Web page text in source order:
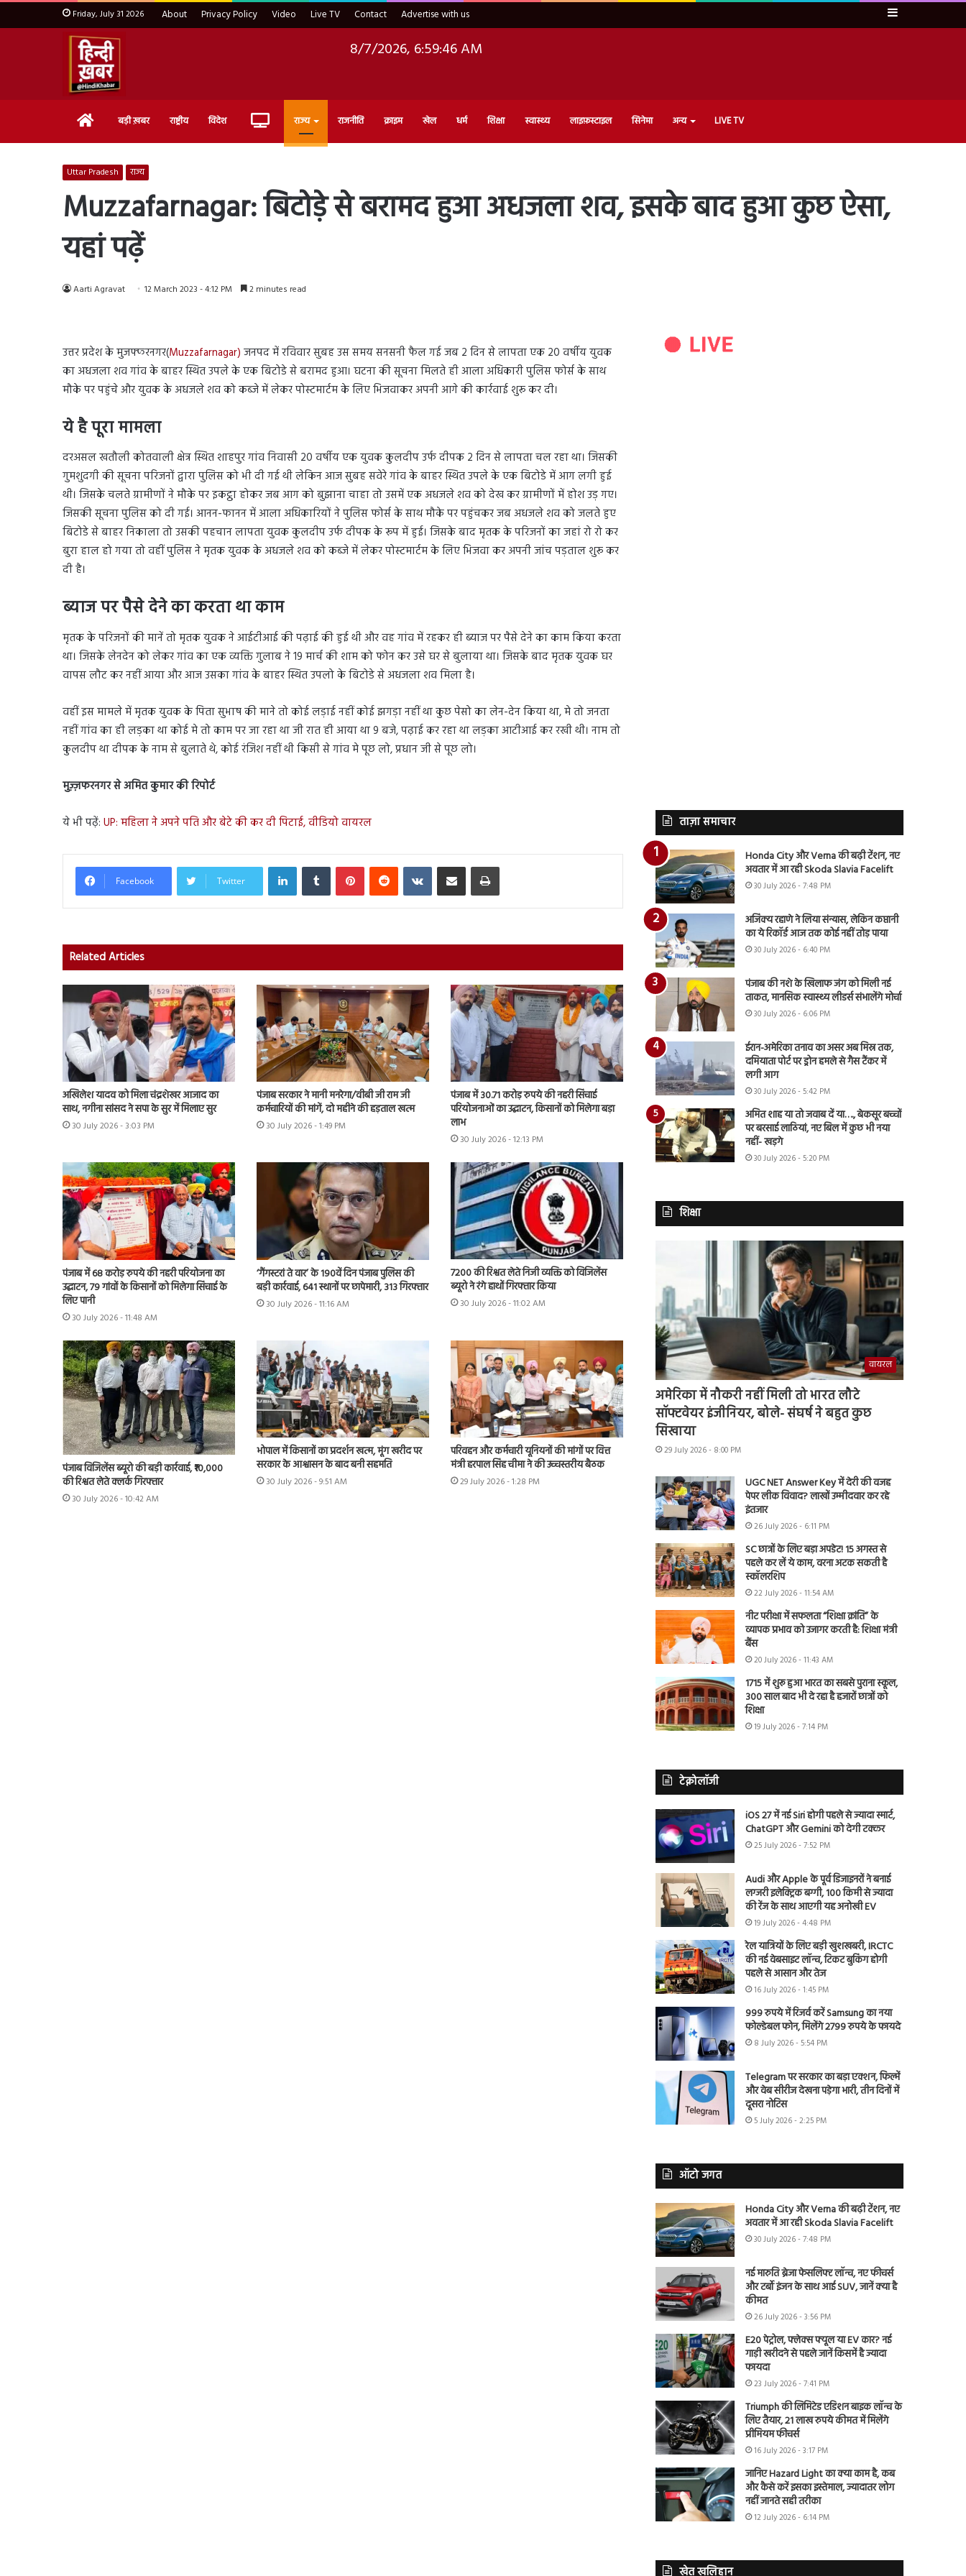
Friday, July 31 2026 About Privacy Policy Video Live TV Contact Advertise with us Sidebar
8/7/2026, 6:59:47 AM
Home बड़ी ख़बर राष्ट्रीय विदेश Live राज्य राजनीति क्राइम खेल धर्म शिक्षा स्वास्थ्य लाइफ़स्टाइल सिनेमा अन्य LIVE TV
Uttar Pradesh राज्य
Muzzafarnagar: बिटोड़े से बरामद हुआ अधजला शव, इसके बाद हुआ कुछ ऐसा,
यहां पढ़ें
Aarti Agravat 12 March 2023 - 4:12 PM 2 minutes read
उत्तर प्रदेश के मुजफ्फरनगर(Muzzafarnagar) जनपद में रविवार सुबह उस समय सनसनी फैल गई जब 2 दिन से लापता एक 20 वर्षीय युवक
का अधजला शव गांव के बाहर स्थित उपले के एक बिटोडे से बरामद हुआ। घटना की सूचना मिलते ही आला अधिकारी पुलिस फोर्स के साथ
मौके पर पहुंचे और युवक के अधजले शव को कब्जे में लेकर पोस्टमार्टम के लिए भिजवाकर अपनी आगे की कार्रवाई शुरू कर दी।
ये है पूरा मामला
दरअसल खतौली कोतवाली क्षेत्र स्थित शाहपुर गांव निवासी 20 वर्षीय एक युवक कुलदीप उर्फ दीपक 2 दिन से लापता चल रहा था। जिसकी
गुमशुदगी की सूचना परिजनों द्वारा पुलिस को भी दी गई थी लेकिन आज सुबह सवेरे गांव के बाहर स्थित उपले के एक बिटोडे में आग लगी हुई
थी। जिसके चलते ग्रामीणों ने मौके पर इकट्ठा होकर जब आग को बुझाना चाहा तो उसमें एक अधजले शव को देख कर ग्रामीणों में होश उड़ गए।
जिसकी सूचना पुलिस को दी गई। आनन-फानन में आला अधिकारियों ने पुलिस फोर्स के साथ मौके पर पहुंचकर जब अधजले शव को जलते हुए
बिटोडे से बाहर निकाला तो उसकी पहचान लापता युवक कुलदीप उर्फ दीपक के रूप में हुई। जिसके बाद मृतक के परिजनों का जहां रो रो कर
बुरा हाल हो गया तो वहीं पुलिस ने मृतक युवक के अधजले शव को कब्जे में लेकर पोस्टमार्टम के लिए भिजवा कर अपनी जांच पड़ताल शुरू कर
दी है।
ब्याज पर पैसे देने का करता था काम
मृतक के परिजनों की मानें तो मृतक युवक ने आईटीआई की पढ़ाई की हुई थी और वह गांव में रहकर ही ब्याज पर पैसे देने का काम किया करता
था। जिसके लेनदेन को लेकर गांव का एक व्यक्ति गुलाब ने 19 मार्च की शाम को फोन कर उसे घर से बुलाया था। जिसके बाद मृतक युवक घर
वापस लौट कर नहीं आया और आज उसका गांव के बाहर स्थित उपलो के बिटोडे से अधजला शव मिला है।
वहीं इस मामले में मृतक युवक के पिता सुभाष की माने तो कोई लड़ाई नहीं कोई झगड़ा नहीं था कुछ पेसो का लेन-देन किया था, मे तो जनता
नहीं गांव का ही लड़का था कोई मे तो काम पर जा रहा था जी रात ही आया था 9 बजे, पढ़ाई कर रहा था लड़का आटीआई कर रखी थी। नाम तो
कुलदीप था दीपक के नाम से बुलाते थे, कोई रंजिश नहीं थी किसी से गांव मे पूछ लो, प्रधान जी से पूछ लो।
मुज़्ज़फरनगर से अमित कुमार की रिपोर्ट
ये भी पढ़ें: UP: महिला ने अपने पति और बेटे की कर दी पिटाई, वीडियो वायरल
Facebook Twitter
LinkedInTumblr PinterestReddit VKontakteShare via Email Print
Related Articles
अखिलेश यादव को मिला चंद्रशेखर आजाद का
साथ, नगीना सांसद ने सपा के सुर में मिलाए सुर
30 July 2026 - 3:03 PM
पंजाब सरकार ने मानी मनरेगा/वीबी जी राम जी
कर्मचारियों की मांगें, दो महीने की हड़ताल खत्म
30 July 2026 - 1:49 PM
पंजाब में 30.71 करोड़ रुपये की नहरी सिंचाई
परियोजनाओं का उद्घाटन, किसानों को मिलेगा बड़ा
लाभ
30 July 2026 - 12:13 PM
पंजाब में 68 करोड़ रुपये की नहरी परियोजना का
उद्घाटन, 79 गांवों के किसानों को मिलेगा सिंचाई के
लिए पानी
30 July 2026 - 11:48 AM
‘गैंगस्टरां ते वार’ के 190वें दिन पंजाब पुलिस की
बड़ी कार्रवाई, 641 स्थानों पर छापेमारी, 313 गिरफ्तार
30 July 2026 - 11:16 AM
7200 की रिश्वत लेते निजी व्यक्ति को विजिलेंस
ब्यूरो ने रंगे हाथों गिरफ्तार किया
30 July 2026 - 11:02 AM
पंजाब विजिलेंस ब्यूरो की बड़ी कार्रवाई, ₹10,000
की रिश्वत लेते क्लर्क गिरफ्तार
30 July 2026 - 10:42 AM
भोपाल में किसानों का प्रदर्शन खत्म, मूंग खरीद पर
सरकार के आश्वासन के बाद बनी सहमति
30 July 2026 - 9:51 AM
परिवहन और कर्मचारी यूनियनों की मांगों पर वित्त
मंत्री हरपाल सिंह चीमा ने की उच्चस्तरीय बैठक
29 July 2026 - 1:28 PM
ताज़ा समाचार
Honda City और Verna की बढ़ी टेंशन, नए
अवतार में आ रही Skoda Slavia Facelift
30 July 2026 - 7:48 PM
अजिंक्य रहाणे ने लिया संन्यास, लेकिन कप्तानी
का ये रिकॉर्ड आज तक कोई नहीं तोड़ पाया
30 July 2026 - 6:40 PM
पंजाब की नशे के खिलाफ जंग को मिली नई
ताकत, मानसिक स्वास्थ्य लीडर्स संभालेंगे मोर्चा
30 July 2026 - 6:06 PM
ईरान-अमेरिका तनाव का असर अब मिस्र तक,
दमियाता पोर्ट पर ड्रोन हमले से गैस टैंकर में
लगी आग
30 July 2026 - 5:42 PM
अमित शाह या तो जवाब दें या…., बेकसूर बच्चों
पर बरसाई लाठियां, नए बिल में कुछ भी नया
नहीं- खड़गे
30 July 2026 - 5:20 PM
शिक्षा
वायरल
अमेरिका में नौकरी नहीं मिली तो भारत लौटे
सॉफ्टवेयर इंजीनियर, बोले- संघर्ष ने बहुत कुछ
सिखाया
29 July 2026 - 8:00 PM
UGC NET Answer Key में देरी की वजह
पेपर लीक विवाद? लाखों उम्मीदवार कर रहे
इंतजार
26 July 2026 - 6:11 PM
SC छात्रों के लिए बड़ा अपडेट! 15 अगस्त से
पहले कर लें ये काम, वरना अटक सकती है
स्कॉलरशिप
22 July 2026 - 11:54 AM
नीट परीक्षा में सफलता “शिक्षा क्रांति” के
व्यापक प्रभाव को उजागर करती है: शिक्षा मंत्री
बैंस
20 July 2026 - 11:43 AM
1715 में शुरू हुआ भारत का सबसे पुराना स्कूल,
300 साल बाद भी दे रहा है हजारों छात्रों को
शिक्षा
19 July 2026 - 7:14 PM
टेक्नोलॉजी
iOS 27 में नई Siri होगी पहले से ज्यादा स्मार्ट,
ChatGPT और Gemini को देगी टक्कर
25 July 2026 - 7:52 PM
Audi और Apple के पूर्व डिजाइनरों ने बनाई
लग्जरी इलेक्ट्रिक बग्गी, 100 किमी से ज्यादा
की रेंज के साथ आएगी यह अनोखी EV
19 July 2026 - 4:48 PM
रेल यात्रियों के लिए बड़ी खुशखबरी, IRCTC
की नई वेबसाइट लॉन्च, टिकट बुकिंग होगी
पहले से आसान और तेज
16 July 2026 - 1:45 PM
999 रुपये में रिजर्व करें Samsung का नया
फोल्डेबल फोन, मिलेंगे 2799 रुपये के फायदे
8 July 2026 - 5:54 PM
Telegram पर सरकार का बड़ा एक्शन, फिल्में
और वेब सीरीज देखना पड़ेगा भारी, तीन दिनों में
दूसरा नोटिस
5 July 2026 - 2:25 PM
ऑटो जगत
Honda City और Verna की बढ़ी टेंशन, नए
अवतार में आ रही Skoda Slavia Facelift
30 July 2026 - 7:48 PM
नई मारुति ब्रेजा फेसलिफ्ट लॉन्च, नए फीचर्स
और टर्बो इंजन के साथ आई SUV, जानें क्या है
कीमत
26 July 2026 - 3:56 PM
E20 पेट्रोल, फ्लेक्स फ्यूल या EV कार? नई
गाड़ी खरीदने से पहले जानें किसमें है ज्यादा
फायदा
23 July 2026 - 7:41 PM
Triumph की लिमिटेड एडिशन बाइक लॉन्च के
लिए तैयार, 21 लाख रुपये कीमत में मिलेंगे
प्रीमियम फीचर्स
16 July 2026 - 3:17 PM
जानिए Hazard Light का क्या काम है, कब
और कैसे करें इसका इस्तेमाल, ज्यादातर लोग
नहीं जानते सही तरीका
12 July 2026 - 6:14 PM